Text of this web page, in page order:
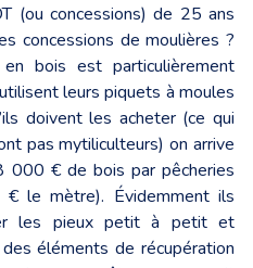
(ou concessions) de 25 ans
concessions de moulières ?
en bois est particulièrement
leurs piquets à moules
doivent les acheter (ce qui
pas mytiliculteurs) on arrive
000 € de bois par pêcheries
le mètre). Évidemment ils
les pieux petit à petit et
éléments de récupération